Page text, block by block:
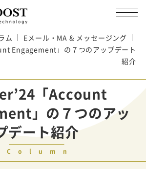
ム
Eメール・MA & メッセージング
Engagement」の７つのアップデート
紹介
「Account
」の７つのアッ
デート紹介
Column